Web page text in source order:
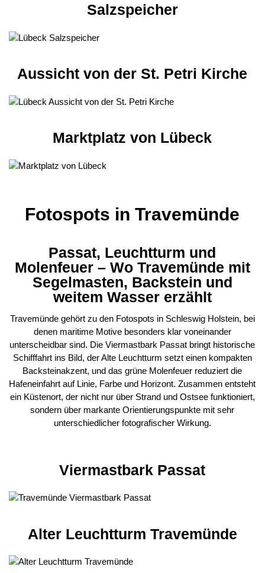
Salzspeicher
Aussicht von der St. Petri Kirche
Marktplatz von Lübeck
Fotospots in Travemünde
Passat, Leuchtturm und
Molenfeuer – Wo Travemünde mit
Segelmasten, Backstein und
weitem Wasser erzählt
Travemünde gehört zu den Fotospots in Schleswig Holstein, bei
denen maritime Motive besonders klar voneinander
unterscheidbar sind. Die Viermastbark Passat bringt historische
Schifffahrt ins Bild, der Alte Leuchtturm setzt einen kompakten
Backsteinakzent, und das grüne Molenfeuer reduziert die
Hafeneinfahrt auf Linie, Farbe und Horizont. Zusammen entsteht
ein Küstenort, der nicht nur über Strand und Ostsee funktioniert,
sondern über markante Orientierungspunkte mit sehr
unterschiedlicher fotografischer Wirkung.
Viermastbark Passat
Alter Leuchtturm Travemünde